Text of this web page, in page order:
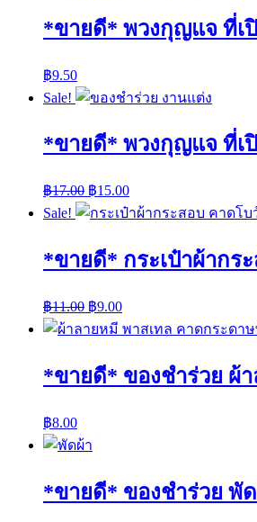
*ขายดี* พวงกุญแจ ที่เ
฿9.50
Sale!
*ขายดี* พวงกุญแจ ที่เ
฿17.00 ฿15.00
Sale!
*ขายดี* กระเป๋าผ้ากร
฿11.00 ฿9.00
*ขายดี* ของชำร่วย ผ้
฿8.00
*ขายดี* ของชำร่วย พั